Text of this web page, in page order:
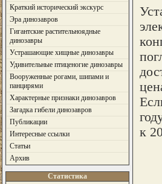
Краткий исторический экскурс
Эра динозавров
Гигантские растительноядные
динозавры
Устрашающие хищные динозавры
Удивительные птиценогие динозавры
Вооруженные рогами, шипами и
панцирями
Характерные признаки динозавров
Загадка гибели динозавров
Публикации
Интересные ссылки
Статьи
Архив
Статистика
к